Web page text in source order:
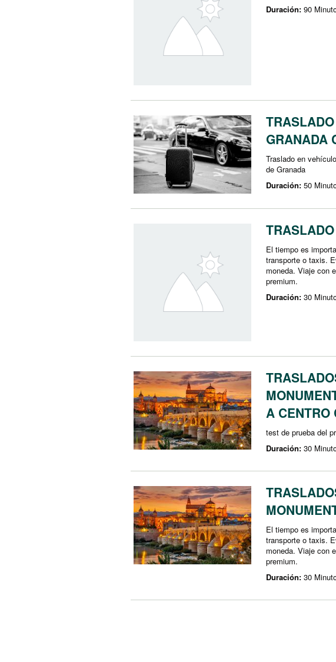
Duración: 90
GRANADA
Traslado en
de Granada
Duración: 50
El tiempo es
transporte o taxis.
moneda. Viaje con
premium.
Duración: 30
A CENTRO
test de prueba del
Duración: 30
El tiempo es
transporte o taxis.
moneda. Viaje con
premium.
Duración: 30